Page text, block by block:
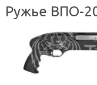
Ружье ВПО-